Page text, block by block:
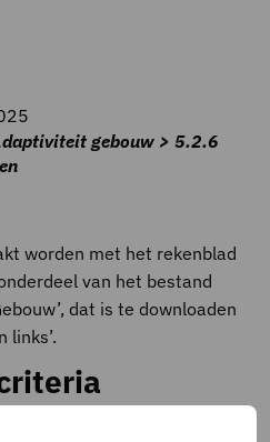
gebouw > 5.2.6
worden met het rekenblad
van het bestand
dat is te downloaden
links’.
gewogen percentage benut,